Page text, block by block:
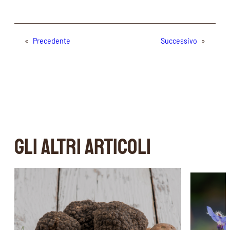
« Precedente Successivo »
GLI ALTRI ARTICOLI